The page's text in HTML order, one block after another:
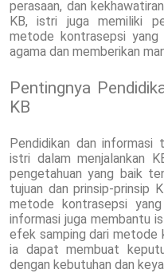
perasaan, dan
KB, istri juga memiliki
metode kontrasepsi yang
agama dan memberikan
Pentingnya
KB
Pendidikan dan
istri dalam menjalankan
pengetahuan yang baik
tujuan dan prinsip-prinsip
metode kontrasepsi
informasi juga membantu
efek samping dari metode
ia dapat membuat
dengan kebutuhan dan